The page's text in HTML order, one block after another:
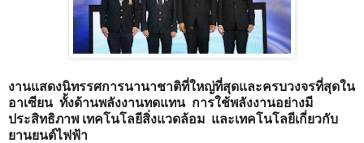
งานแสดงนิทรรศการนานาชาติที่ใหญ่ที่สุดและครบวงจรที่สุดใน
อาเซียน ทั้งด้านพลังงานทดแทน การใช้พลังงานอย่างมี
ประสิทธิภาพ เทคโนโลยีสิ่งแวดล้อม และเทคโนโลยีเกี่ยวกับ
ยานยนต์ไฟฟ้า